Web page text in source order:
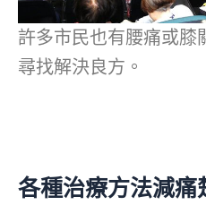
許多市民也有腰痛或膝
尋找解決良方。
各種治療方法減痛